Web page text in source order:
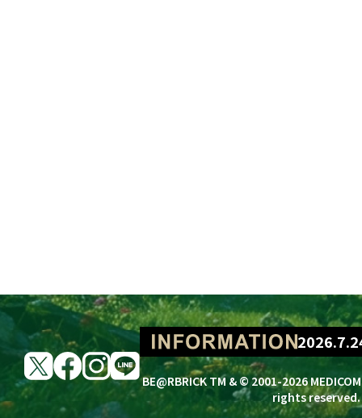
BE@RBRICK Lotso 400%
BE@RBRICK TM & © 2001-2026
rights reserved.